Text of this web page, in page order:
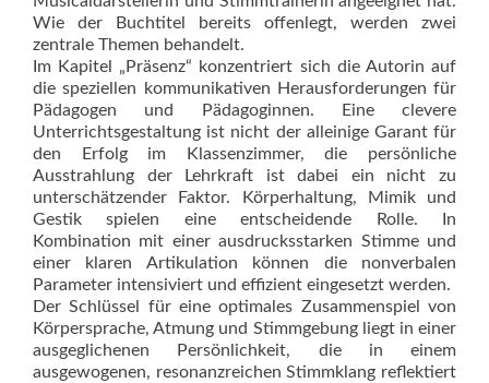
Wie der Buchtitel bereits offenlegt, werden zwei
zentrale Themen behandelt.
Im Kapitel „Präsenz“ konzent­riert sich die Autorin auf
die speziellen kommunikativen Herausforderungen für
Pädagogen und Pädagoginnen. Eine clevere
Unterrichtsgestaltung ist nicht der alleinige Garant für
den Erfolg im Klassenzimmer, die persönliche
Ausstrahlung der Lehrkraft ist dabei ein nicht zu
unterschätzender Faktor. Körperhaltung, Mimik und
Gestik spielen eine entscheidende Rolle. In
Kombination mit einer ausdrucksstarken Stimme und
einer klaren Artikulation können die nonverbalen
Parameter intensiviert und effizient eingesetzt werden.
Der Schlüssel für eine optimales Zusammenspiel von
Körpersprache, Atmung und Stimmgebung liegt in einer
ausgeglichenen Persönlichkeit, die in einem
ausgewogenen, resonanzreichen Stimmklang reflektiert